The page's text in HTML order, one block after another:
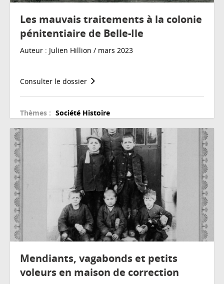
Les mauvais traitements à la colonie
pénitentiaire de Belle-Ile
Auteur : Julien Hillion / mars 2023
Consulter le dossier
Thèmes : Société Histoire
Mendiants, vagabonds et petits
voleurs en maison de correction